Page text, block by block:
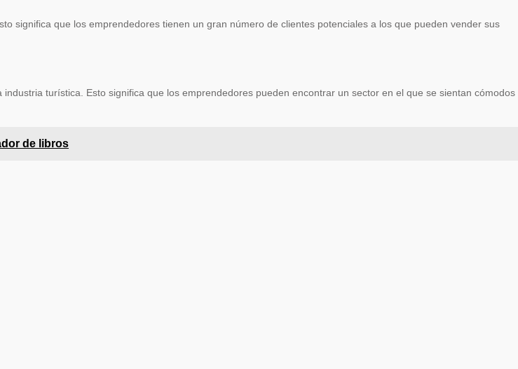
significa que los emprendedores tienen un gran número de clientes potenciales a los que pueden vender sus
turística. Esto significa que los emprendedores pueden encontrar un sector en el que se sientan cómodos
de libros